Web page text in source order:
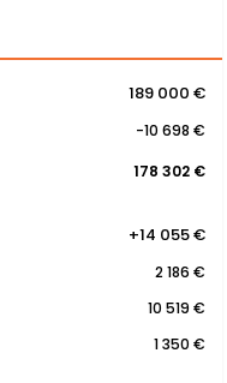
189 000 €
-10 698 €
178 302 €
+14 055 €
2 186 €
10 519 €
1 350 €